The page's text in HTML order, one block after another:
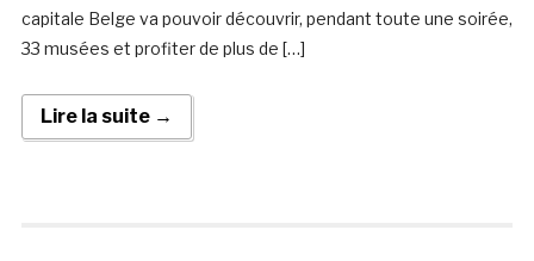
capitale Belge va pouvoir découvrir, pendant toute une soirée,
33 musées et profiter de plus de […]
Lire la suite →